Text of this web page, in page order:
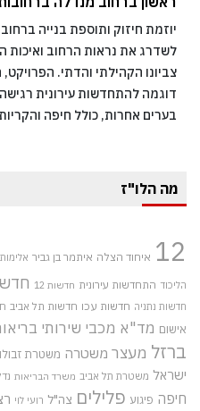
יוזמת חיזוק ותוספת בנייה
לשדרג את נראות הרחוב ואיכות
צביונו הקהילתי והדתי.
דוגמה להתחדשות עירונית
בערים אחרות, כולל חיפה והקריות
מה הלו"ז
12 איחוד הצלה איתמר בן גביר אלימות
הליכוד התחדשות עירונית חדשות 12
חדשות נתניה חדשות עכו חדשות תל אביב
אישום מד"א מכבי שירותי
ברזל מעצר משטרה משטרת
ישראל משטרת תל אביב משרד הבריאות
חיפה פיגוע פלילים צה"ל רועי לוי